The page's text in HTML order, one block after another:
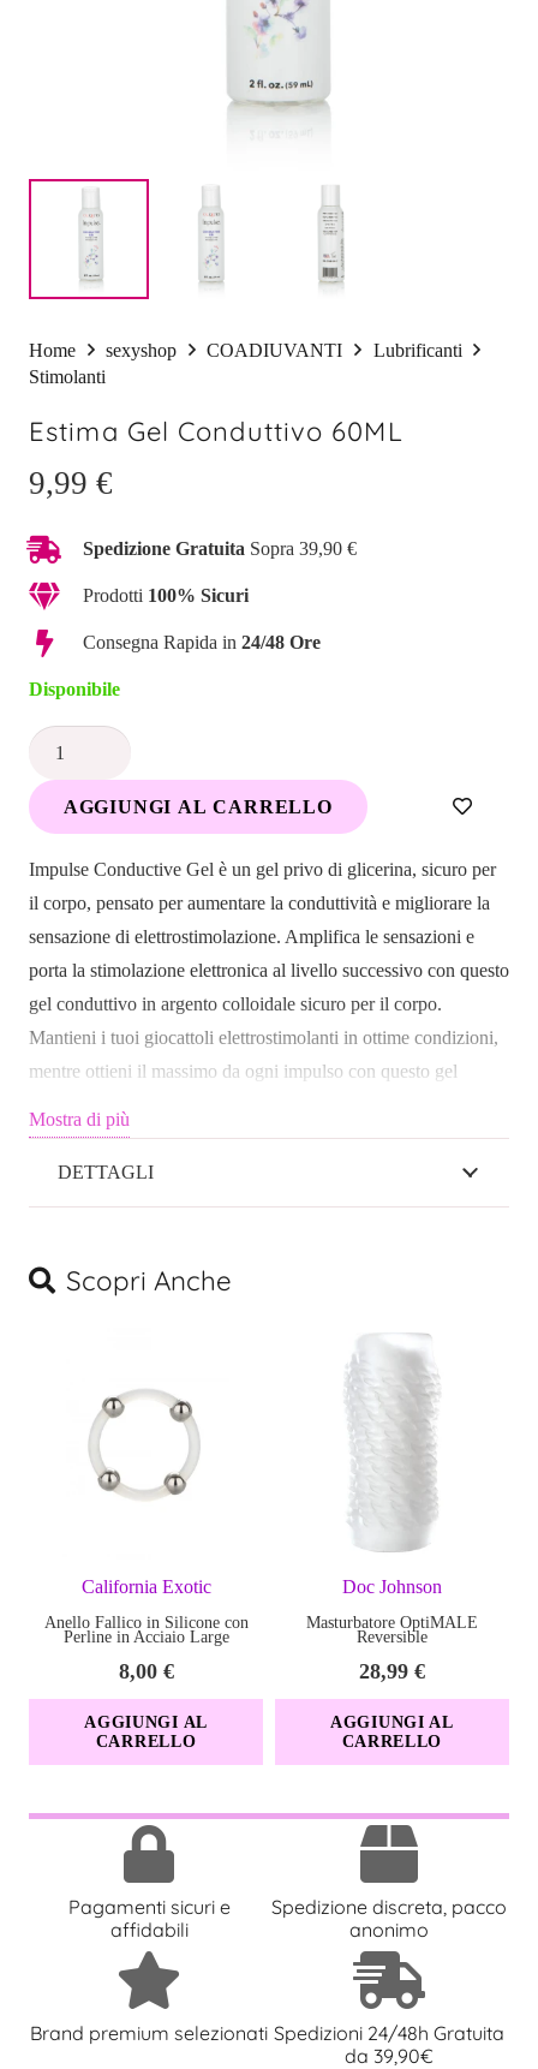
Home sexyshop COADIUVANTI
Lubrificanti
Stimolanti
Estima Gel Conduttivo 60ML
9,99 €
Spedizione Gratuita Sopra 39,90 €
Prodotti 100% Sicuri
Consegna Rapida in 24/48 Ore
Disponibile
Estima
Conduttivo
quantità
AGGIUNGI AL CARRELLO
Impulse Conductive Gel è un gel privo di glicerina, sicuro per
il corpo, pensato per aumentare la conduttività e migliorare la
sensazione di elettrostimolazione. Amplifica le sensazioni e
porta la stimolazione elettronica al livello successivo con questo
gel conduttivo in argento colloidale sicuro per il corpo.
Mantieni i tuoi giocattoli elettrostimolanti in ottime condizioni,
mentre ottieni il massimo da ogni impulso con questo gel
realizzato negli Stati Uniti è cruelty free e mai testato sugli
animali. Senza glicerina, senza parabeni, senza sale e senza
coloranti.
Mostra di più
DETTAGLI
Scopri Anche
California Exotic
Anello Fallico in Silicone con
Perline in Acciaio Large
8,00 €
AGGIUNGI AL
CARRELLO
Doc Johnson
Masturbatore OptiMALE
Reversible
28,99 €
AGGIUNGI AL
CARRELLO
Pagamenti sicuri e
affidabili
Spedizione discreta, pacco
anonimo
Brand premium selezionati Spedizioni 24/48h Gratuita
da 39,90€